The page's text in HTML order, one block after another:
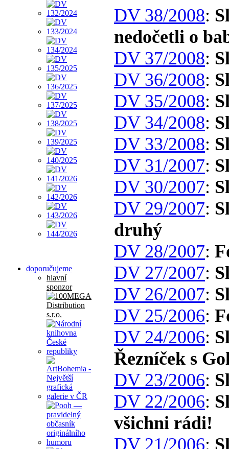
doporučujeme
hlavní
sponzor
DV 38/2008:
nedočetli o
DV 37/2008:
DV 36/2008:
DV 35/2008:
DV 34/2008:
DV 33/2008:
DV 31/2007:
DV 30/2007:
DV 29/2007:
druhý
DV 28/2007:
DV 27/2007:
DV 26/2007:
DV 25/2006:
DV 24/2006:
Řezníček s
DV 23/2006:
DV 22/2006:
všichni rádi!
DV 21/2006: